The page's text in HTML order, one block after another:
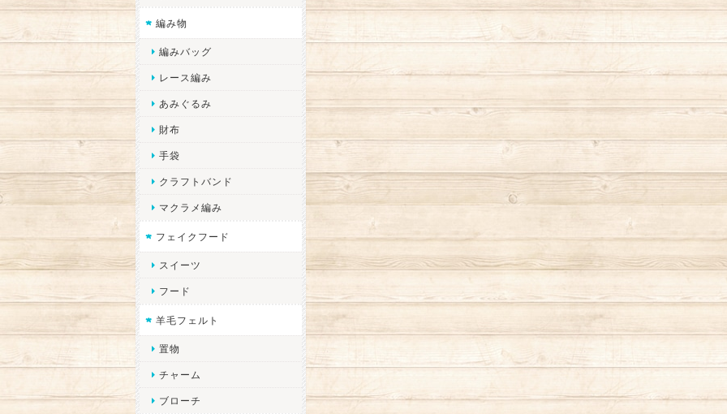
編み物
編みバッグ
レース編み
あみぐるみ
財布
手袋
クラフトバンド
マクラメ編み
フェイクフード
スイーツ
フード
羊毛フェルト
置物
チャーム
ブローチ